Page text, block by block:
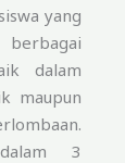
yang
dalam
maupun
3